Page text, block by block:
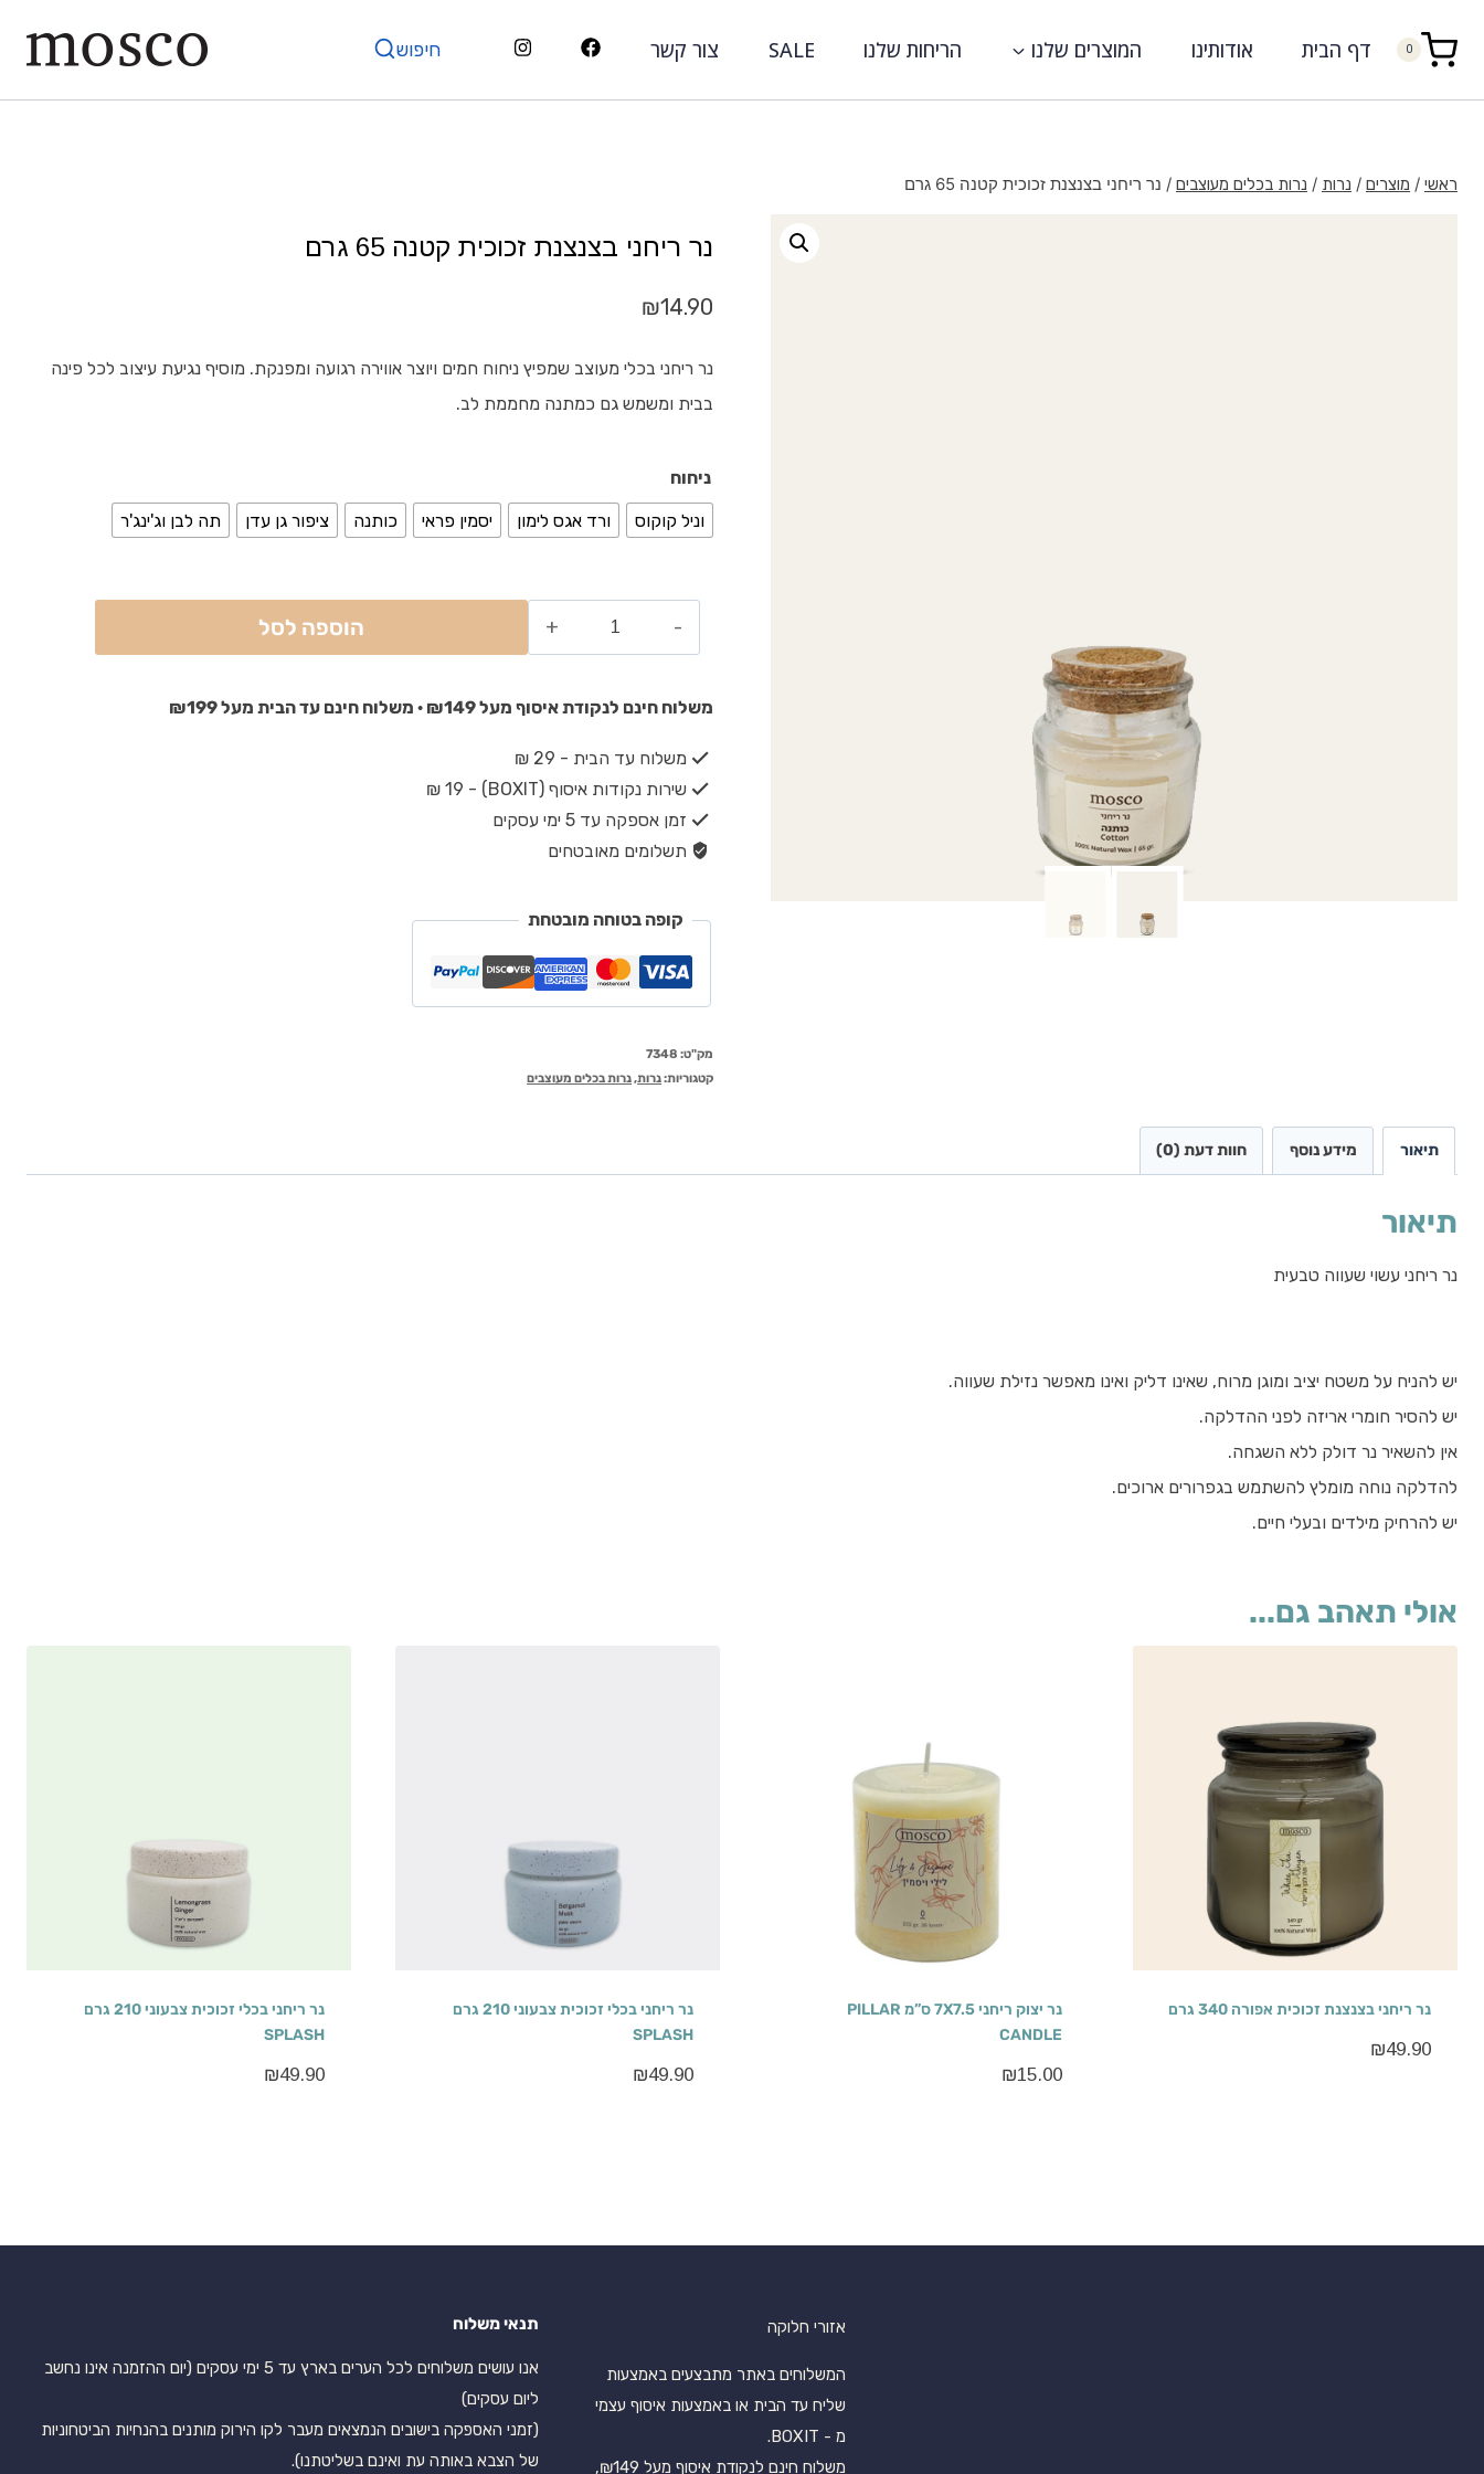
0 דף הבית אודותינו המוצרים שלנו הריחות שלנו SALE צור קשר חיפוש
ראשי / מוצרים / נרות / נרות בכלים מעוצבים / נר ריחני בצנצנת זכוכית קטנה 65 גרם
נר ריחני בצנצנת זכוכית קטנה 65 גרם
₪14.90
נר ריחני בכלי מעוצב שמפיץ ניחוח חמים ויוצר אווירה רגועה ומפנקת. מוסיף נגיעת עיצוב לכל פינה
בבית ומשמש גם כמתנה מחממת לב.
ניחוח
וניל קוקוס ורד אגס לימון יסמין פראי כותנה ציפור גן עדן תה לבן וג'ינג'ר
הוספה לסל
משלוח חינם לנקודת איסוף מעל ₪149 · משלוח חינם עד הבית מעל ₪199
משלוח עד הבית - 29 ₪
שירות נקודות איסוף (BOXIT) - 19 ₪
זמן אספקה עד 5 ימי עסקים
תשלומים מאובטחים
קופה בטוחה מובטחת
מק"ט: 7348
קטגוריות:נרות,נרות בכלים מעוצבים
תיאור מידע נוסף חוות דעת (0)
תיאור
נר ריחני עשוי שעווה טבעית
יש להניח על משטח יציב ומוגן מרוח, שאינו דליק ואינו מאפשר נזילת שעווה.
יש להסיר חומרי אריזה לפני ההדלקה.
אין להשאיר נר דולק ללא השגחה.
להדלקה נוחה מומלץ להשתמש בגפרורים ארוכים.
יש להרחיק מילדים ובעלי חיים.
אולי תאהב גם...
נר ריחני בצנצנת זכוכית אפורה 340 גרם
₪49.90
נר יצוק ריחני 7X7.5 ס”מ PILLAR
CANDLE
₪15.00
נר ריחני בכלי זכוכית צבעוני 210 גרם
SPLASH
₪49.90
נר ריחני בכלי זכוכית צבעוני 210 גרם
SPLASH
₪49.90
אזורי חלוקה
המשלוחים באתר מתבצעים באמצעות
שליח עד הבית או באמצעות איסוף עצמי
מ - BOXIT.
משלוח חינם לנקודת איסוף מעל ₪149,
תנאי משלוח
אנו עושים משלוחים לכל הערים בארץ עד 5 ימי עסקים (יום ההזמנה אינו נחשב
ליום עסקים)
(זמני האספקה בישובים הנמצאים מעבר לקו הירוק מותנים בהנחיות הביטחוניות
של הצבא באותה עת ואינם בשליטתנו).